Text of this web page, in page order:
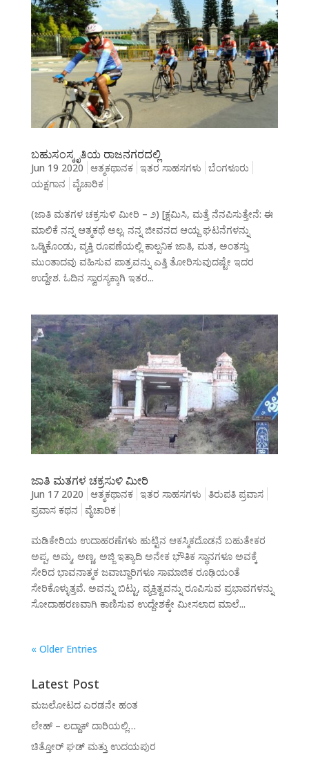
ಬಹುಸಂಸ್ಕೃತಿಯ ರಾಜನಗರದಲ್ಲಿ
Jun 19 2020 ಆತ್ಮಕಥಾನಕ ಇತರ ಸಾಹಸಗಳು ಬೆಂಗಳೂರು
ಯಕ್ಷಗಾನ ವೈಚಾರಿಕ
(ಜಾತಿ ಮತಗಳ ಚಕ್ರಸುಳಿ ಮೀರಿ – ೨) [ಕ್ಷಮಿಸಿ, ಮತ್ತೆ ನೆನಪಿಸುತ್ತೇನೆ: ಈ
ಮಾಲಿಕೆ ನನ್ನ ಆತ್ಮಕಥೆ ಅಲ್ಲ. ನನ್ನ ಜೀವನದ ಆಯ್ದ ಘಟನೆಗಳನ್ನು
ಒಡ್ಡಿಕೊಂಡು, ವ್ಯಕ್ತಿ ರೂಪಣೆಯಲ್ಲಿ ಕಾಲ್ಪನಿಕ ಜಾತಿ, ಮತ, ಅಂತಸ್ತು
ಮುಂತಾದವು ವಹಿಸುವ ಪಾತ್ರವನ್ನು ಎತ್ತಿ ತೋರಿಸುವುದಷ್ಟೇ ಇದರ
ಉದ್ದೇಶ. ಓದಿನ ಸ್ವಾರಸ್ಯಕ್ಕಾಗಿ ಇತರ...
ಜಾತಿ ಮತಗಳ ಚಕ್ರಸುಳಿ ಮೀರಿ
Jun 17 2020 ಆತ್ಮಕಥಾನಕ ಇತರ ಸಾಹಸಗಳು ತಿರುಪತಿ ಪ್ರವಾಸ
ಪ್ರವಾಸ ಕಥನ ವೈಚಾರಿಕ
ಮಡಿಕೇರಿಯ ಉದಾಹರಣೆಗಳು ಹುಟ್ಟಿನ ಆಕಸ್ಮಿಕದೊಡನೆ ಬಹುತೇಕರ
ಅಪ್ಪ, ಅಮ್ಮ, ಅಣ್ಣ, ಅಜ್ಜಿ ಇತ್ಯಾದಿ ಅನೇಕ ಭೌತಿಕ ಸ್ಥಾನಗಳೂ ಅವಕ್ಕೆ
ಸೇರಿದ ಭಾವನಾತ್ಮಕ ಜವಾಬ್ದಾರಿಗಳೂ ಸಾಮಾಜಿಕ ರೂಢಿಯಂತೆ
ಸೇರಿಕೊಳ್ಳುತ್ತವೆ. ಅವನ್ನು ಬಿಟ್ಟು, ವ್ಯಕ್ತಿತ್ವವನ್ನು ರೂಪಿಸುವ ಪ್ರಭಾವಗಳನ್ನು
ಸೋದಾಹರಣವಾಗಿ ಕಾಣಿಸುವ ಉದ್ದೇಶಕ್ಕೇ ಮೀಸಲಾದ ಮಾಲೆ...
« Older Entries
Latest Post
ಮಜಲೋಟದ ಎರಡನೇ ಹಂತ
ಲೇಹ್ – ಲದ್ದಾಕ್ ದಾರಿಯಲ್ಲಿ…
ಚಿತ್ತೋರ್ ಘಡ್ ಮತ್ತು ಉದಯಪುರ